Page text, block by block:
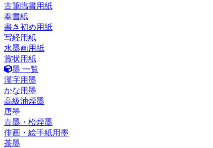
古筆臨書用紙
奉書紙
書き初め用紙
写経用紙
水墨画用紙
賞状用紙
墨 一覧
漢字用墨
かな用墨
高級油煙墨
唐墨
青墨・松煙墨
俳画・絵手紙用墨
茶墨